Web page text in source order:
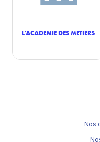
L’ACADEMIE DES METIERS
Nos